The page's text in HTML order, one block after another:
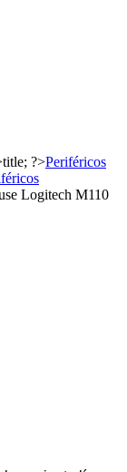
Periféricos
Logitech M110